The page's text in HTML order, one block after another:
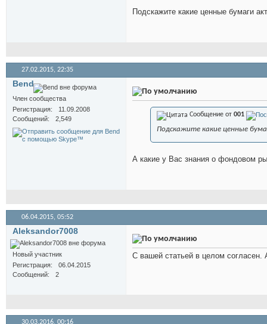
Подскажите какие ценные бумаги
27.02.2015, 22:35
Bend
Член сообщества
Регистрация
11.09.2008
Сообщений
2,549
Сообщение от 001
Подскажите какие ценные
А какие у Вас знания о фондовом
06.04.2015, 05:52
Aleksandor7008
Новый участник
Регистрация
06.04.2015
Сообщений
2
С вашей статьей в целом согласен.
30.03.2016, 00:16